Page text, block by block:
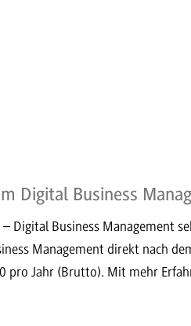
Digital Business
Digital Business Management
Management direkt nach
pro Jahr (Brutto). Mit mehr